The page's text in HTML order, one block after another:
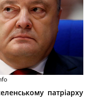
патріарху